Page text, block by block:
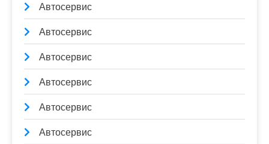
Автосервис
Автосервис
Автосервис
Автосервис
Автосервис
Автосервис